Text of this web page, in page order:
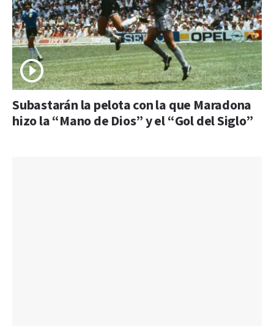
Subastarán la pelota con la que Maradona
hizo la “Mano de Dios” y el “Gol del Siglo”